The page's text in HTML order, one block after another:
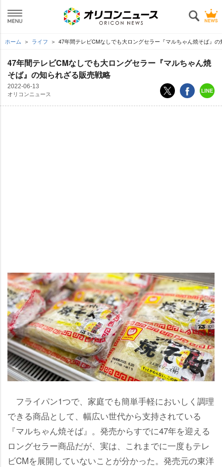
ホーム ライフ 47年間テレビCMなしでも大ロングセラー『マルちゃん焼そば』
47年間テレビCMなしでも大ロングセラー『マルちゃん焼
そば』の知られざる販売戦略
2022-06-13
オリコンニュース
フライパン1つで、家庭でも簡単手軽においしく調理
できる商品として、幅広い世代から支持されている
『マルちゃん焼そば』。発売からすでに47年を迎える
ロングセラー商品だが、実は、これまでに一度もテレ
ビCMを展開していないことが分かった。発売元の東洋